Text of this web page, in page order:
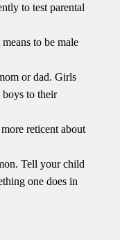
to test parental
to be male
or dad. Girls
boys to their
reticent about
Tell your child
one does in